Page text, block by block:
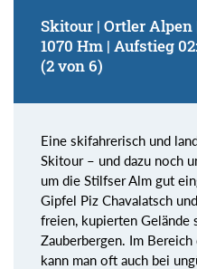
Skitour | Ortler Alpen
1070 Hm | Aufstieg
(2 von 6)
Eine skifahrerisch und
Skitour – und dazu noch
um die Stilfser Alm gut
Gipfel Piz Chavalatsch
freien, kupierten Gelände
Zauberbergen. Im
kann man oft auch bei